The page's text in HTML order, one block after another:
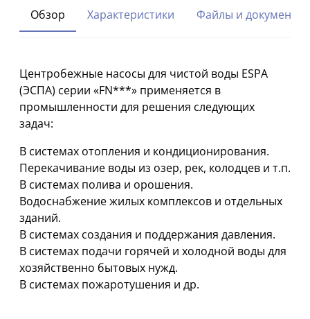
Обзор Характеристики Файлы и документы
Центробежные насосы для чистой воды ESPA
(ЭСПА) серии «FN***» применяется в
промышленности для решения следующих
задач:
В системах отопления и кондиционирования.
Перекачивание воды из озер, рек, колодцев и т.п.
В системах полива и орошения.
Водоснабжение жилых комплексов и отдельных
зданий.
В системах создания и поддержания давления.
В системах подачи горячей и холодной воды для
хозяйственно бытовых нужд.
В системах пожаротушения и др.